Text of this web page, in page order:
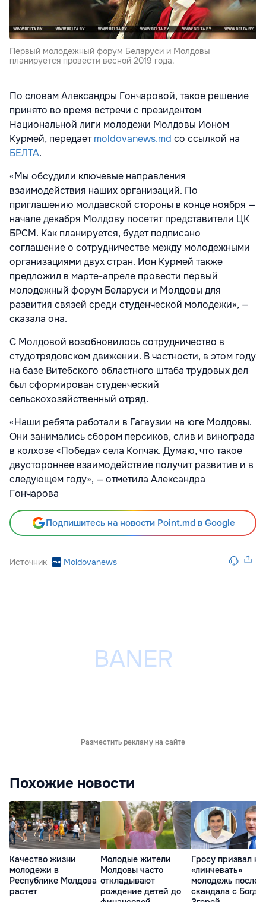
Первый молодежный форум Беларуси и Молдовы
планируется провести весной 2019 года.
По словам Александры Гончаровой, такое решение
принято во время встречи с президентом
Национальной лиги молодежи Молдовы Ионом
Курмей, передаетmoldovanews.md со ссылкой на
БЕЛТА.
«Мы обсудили ключевые направления
взаимодействия наших организаций. По
приглашению молдавской стороны в конце ноября —
начале декабря Молдову посетят представители ЦК
БРСМ. Как планируется, будет подписано
соглашение о сотрудничестве между молодежными
организациями двух стран. Ион Курмей также
предложил в марте-апреле провести первый
молодежный форум Беларуси и Молдовы для
развития связей среди студенческой молодежи», —
сказала она.
С Молдовой возобновилось сотрудничество в
студотрядовском движении. В частности, в этом году
на базе Витебского областного штаба трудовых дел
был сформирован студенческий
сельскохозяйственный отряд.
«Наши ребята работали в Гагаузии на юге Молдовы.
Они занимались сбором персиков, слив и винограда
в колхозе «Победа» села Копчак. Думаю, что такое
двустороннее взаимодействие получит развитие и в
следующем году», — отметила Александра
Гончарова
Подпишитесь на новости Point.md в Google
Источник Moldovanews
Разместить рекламу на сайте
Похожие новости
Качество жизни
молодежи в
Республике Молдова
растет
Молодые жители
Молдовы часто
откладывают
рождение детей до
Гросу призвал не
«линчевать»
молодежь после
скандала с